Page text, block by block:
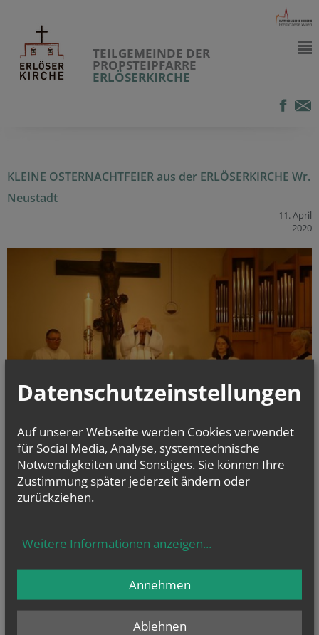
TEILGEMEINDE DER
PROPSTEIPFARRE
ERLÖSERKIRCHE
KLEINE OSTERNACHTFEIER aus der ERLÖSERKIRCHE Wr.
Neustadt
11. April
2020
7 - SPEISENSEGNUNG - Ostern 2020 - in der EK
alle Einträge anzeigen
Datenschutzeinstellungen
Auf unserer Webseite werden Cookies verwendet
für Social Media, Analyse, systemtechnische
Notwendigkeiten und Sonstiges. Sie können Ihre
Zustimmung später jederzeit ändern oder
zurückziehen.
Weitere Informationen anzeigen...
Ablehnen
Annehmen